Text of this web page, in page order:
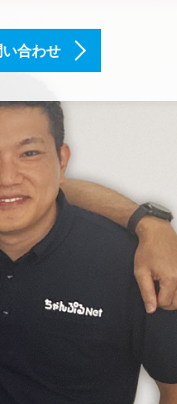
い合わせ